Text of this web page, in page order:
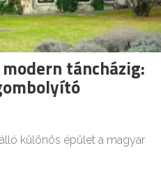
táncházig:
különös épület a magyar